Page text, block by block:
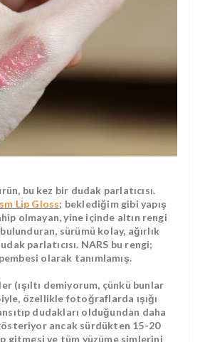
bu kez bir dudak parlatıcısı.
Lip Gloss; beklediğim gibi yapış
olmayan, yine içinde altın rengi
sürümü kolay, ağırlık
parlatıcısı. NARS bu rengi;
olarak tanımlamış.
(ışıltı demiyorum, çünkü bunlar
özellikle fotoğraflarda ışığı
dudakları olduğundan daha
ancak sürdükten 15-20
gitmesi ve tüm yüzüme simlerini